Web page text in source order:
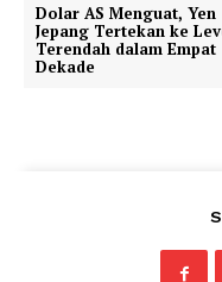
Dolar AS Menguat, Yen
Jepang Tertekan ke
Terendah dalam Empat
Dekade